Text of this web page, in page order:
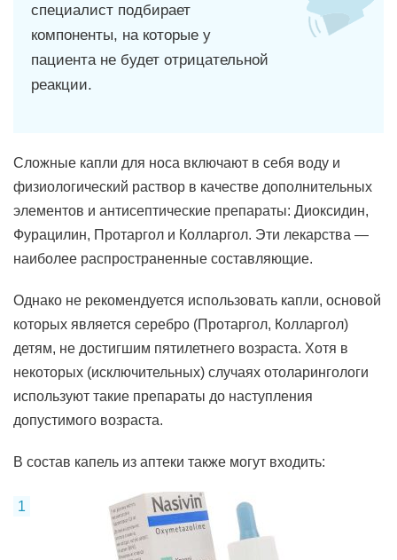
специалист подбирает
компоненты, на которые у
пациента не будет отрицательной
реакции.
Сложные капли для носа включают в себя воду и
физиологический раствор в качестве дополнительных
элементов и антисептические препараты: Диоксидин,
Фурацилин, Протаргол и Колларгол. Эти лекарства —
наиболее распространенные составляющие.
Однако не рекомендуется использовать капли, основой
которых является серебро (Протаргол, Колларгол)
детям, не достигшим пятилетнего возраста. Хотя в
некоторых (исключительных) случаях отоларингологи
используют такие препараты до наступления
допустимого возраста.
В состав капель из аптеки также могут входить: